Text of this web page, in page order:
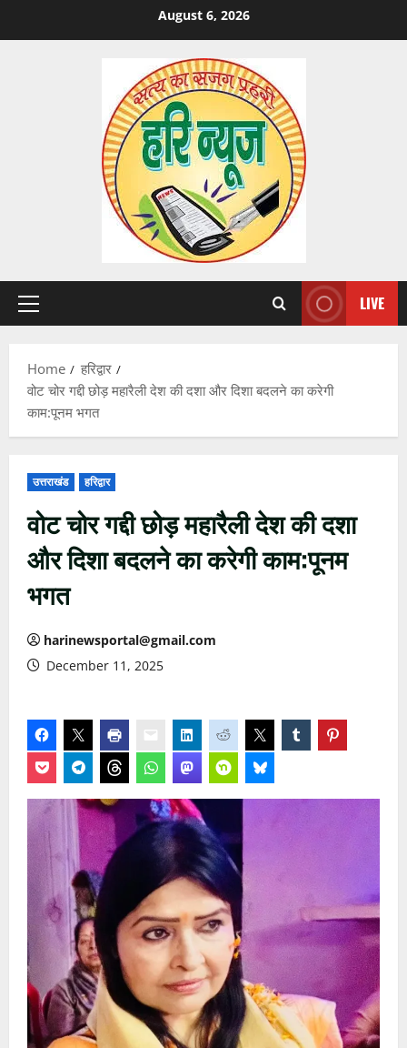
August 6, 2026
Primary
LIVE
Home
हरिद्वार
वोट चोर गद्दी छोड़ महारैली देश की दशा और दिशा बदलने का करेगी
काम:पूनम भगत
उत्तराखंड हरिद्वार
वोट चोर गद्दी छोड़ महारैली देश की दशा
और दिशा बदलने का करेगी काम:पूनम
भगत
harinewsportal@gmail.com
December 11, 2025